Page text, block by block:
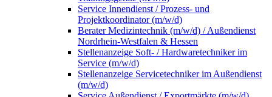
Service Innendienst / Prozess- und
Projektkoordinator (m/w/d)
Berater Medizintechnik (m/w/d) / Außendienst
Nordrhein-Westfalen & Hessen
Stellenanzeige Soft- / Hardwaretechniker im
Service (m/w/d)
Stellenanzeige Servicetechniker im Außendienst
(m/w/d)